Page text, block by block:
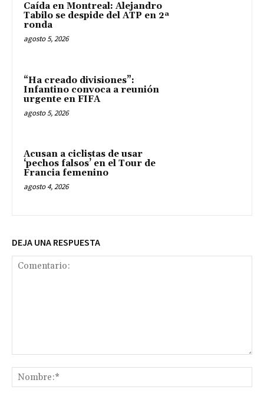
Caída en Montreal: Alejandro
Tabilo se despide del ATP en 2ª
ronda
agosto 5, 2026
“Ha creado divisiones”:
Infantino convoca a reunión
urgente en FIFA
agosto 5, 2026
Acusan a ciclistas de usar
‘pechos falsos’ en el Tour de
Francia femenino
agosto 4, 2026
DEJA UNA RESPUESTA